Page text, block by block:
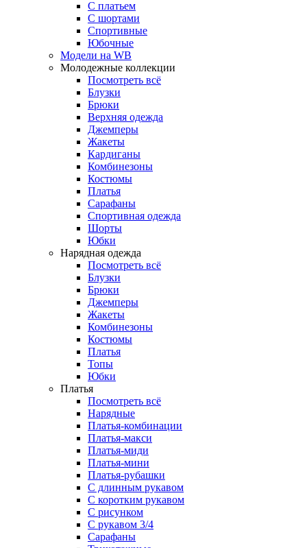
С платьем
С шортами
Спортивные
Юбочные
Модели на WB
Молодежные коллекции
Посмотреть всё
Блузки
Брюки
Верхняя одежда
Джемперы
Жакеты
Кардиганы
Комбинезоны
Костюмы
Платья
Сарафаны
Спортивная одежда
Шорты
Юбки
Нарядная одежда
Посмотреть всё
Блузки
Брюки
Джемперы
Жакеты
Комбинезоны
Костюмы
Платья
Топы
Юбки
Платья
Посмотреть всё
Нарядные
Платья-комбинации
Платья-макси
Платья-миди
Платья-мини
Платья-рубашки
С длинным рукавом
С коротким рукавом
С рисунком
С рукавом 3/4
Сарафаны